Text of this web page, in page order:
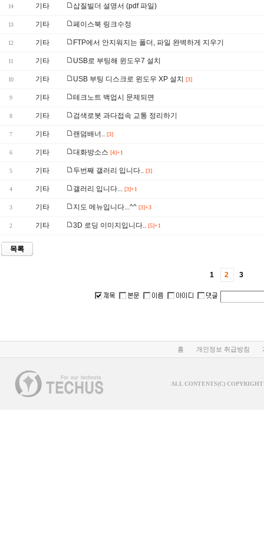
14 기타 삽질빌더 설명서 (pdf 파일)
13 기타 페이스북 링크수정
12 기타 FTP에서 안지워지는 폴더, 파일 완벽하게 지우기
11 기타 USB로 부팅해 윈도우7 설치
10 기타 USB 부팅 디스크로 윈도우 XP 설치 [3]
9 기타 테크노트 백업시 문제되면
8 기타 검색로봇 과다접속 교통 정리하기
7 기타 랜덤배너.. [3]
6 기타 대화방소스 [4]+1
5 기타 두번째 갤러리 입니다.. [3]
4 기타 갤러리 입니다... [3]+1
3 기타 지도 메뉴입니다...^^ [3]+3
2 기타 3D 로딩 이미지입니다.. [5]+1
목록
1 2 3
홈 개인정보 취급방침
ALL CONTENTS(C)